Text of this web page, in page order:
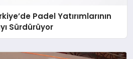
Padel Yatırımlarının
Sürdürüyor